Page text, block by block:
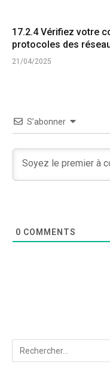
17.2.4 Vérifiez votre
protocoles des
21/04/2025
S’abonner
0 COMMENTS